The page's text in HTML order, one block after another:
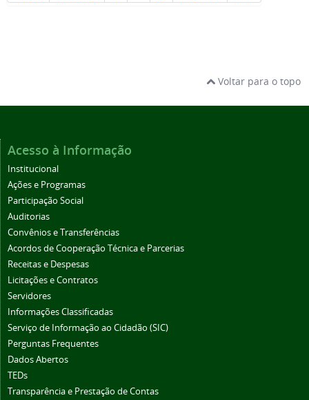
Voltar para o topo
Acesso à Informação
Institucional
Ações e Programas
Participação Social
Auditorias
Convênios e Transferências
Acordos de Cooperação Técnica e Parcerias
Receitas e Despesas
Licitações e Contratos
Servidores
Informações Classificadas
Serviço de Informação ao Cidadão (SIC)
Perguntas Frequentes
Dados Abertos
TEDs
Transparência e Prestação de Contas